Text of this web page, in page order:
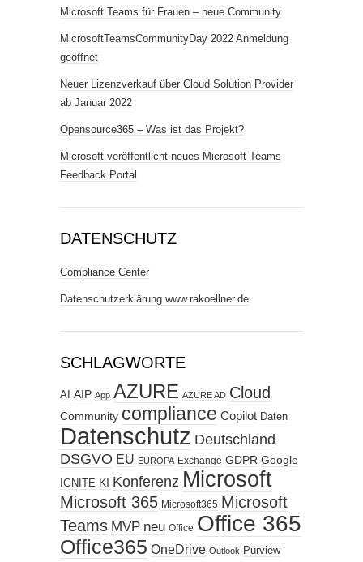
Microsoft Teams für Frauen – neue Community
MicrosoftTeamsCommunityDay 2022 Anmeldung
geöffnet
Neuer Lizenzverkauf über Cloud Solution Provider
ab Januar 2022
Opensource365 – Was ist das Projekt?
Microsoft veröffentlicht neues Microsoft Teams
Feedback Portal
DATENSCHUTZ
Compliance Center
Datenschutzerklärung www.rakoellner.de
SCHLAGWORTE
AI AIP App AZURE AZURE AD Cloud
Community compliance Copilot Daten
Datenschutz Deutschland
DSGVO EU EUROPA Exchange GDPR Google
IGNITE KI Konferenz Microsoft
Microsoft 365 Microsoft365 Microsoft
Teams MVP neu Office Office 365
Office365 OneDrive Outlook Purview